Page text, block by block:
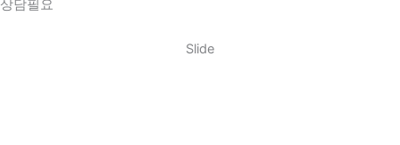
상담필요
Slide